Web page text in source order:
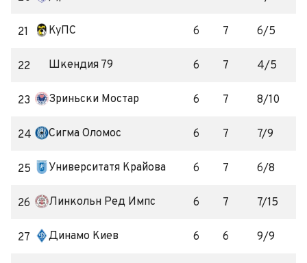
21 КуПС 6 7 6/5
22 Шкендия 79 6 7 4/5
23 Зриньски Мостар 6 7 8/10
24 Сигма Оломос 6 7 7/9
25 Университатя Крайова 6 7 6/8
26 Линкольн Ред Импс 6 7 7/15
27 Динамо Киев 6 6 9/9